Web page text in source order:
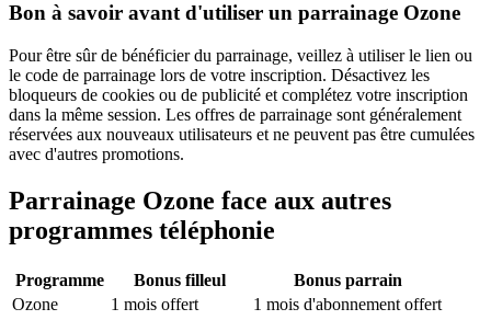
Bon à savoir avant d'utiliser un parrainage Ozone
Pour être sûr de bénéficier du parrainage, veillez à utiliser le lien ou
le code de parrainage lors de votre inscription. Désactivez les
bloqueurs de cookies ou de publicité et complétez votre inscription
dans la même session. Les offres de parrainage sont généralement
réservées aux nouveaux utilisateurs et ne peuvent pas être cumulées
avec d'autres promotions.
Parrainage Ozone face aux autres
programmes téléphonie
Programme Bonus filleul
Bonus parrain
Ozone
1 mois offert
1 mois d'abonnement offert